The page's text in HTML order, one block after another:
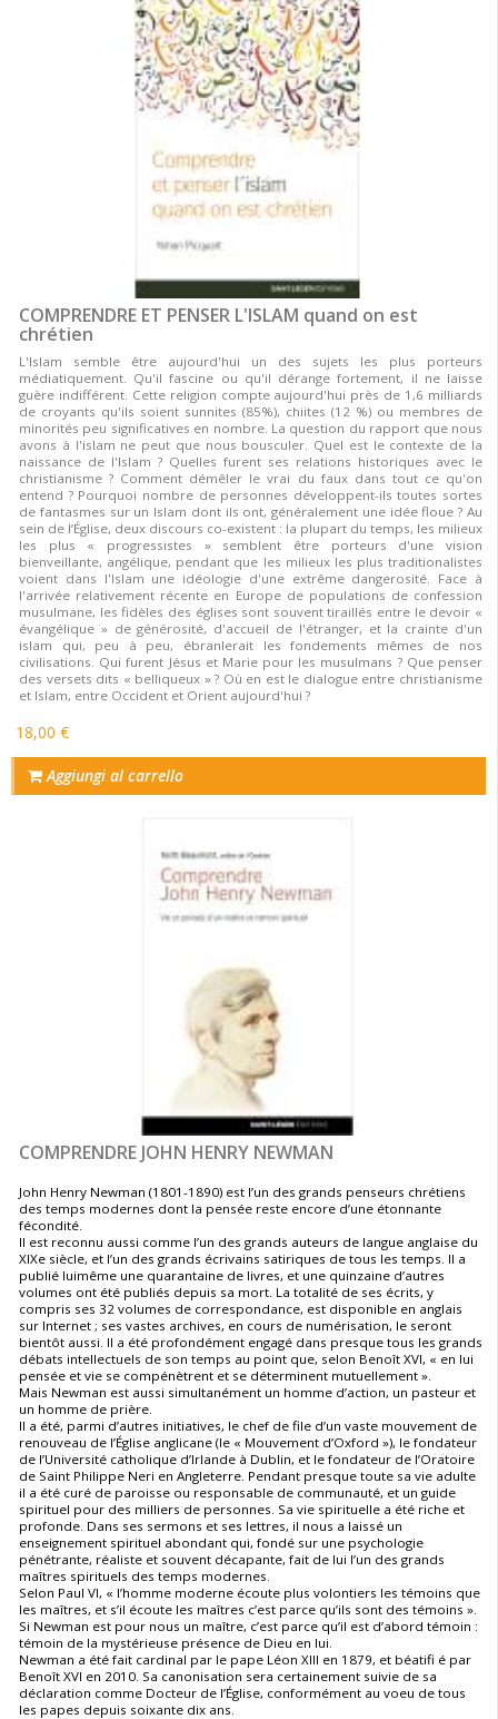
COMPRENDRE ET PENSER L'ISLAM quand on est
chrétien
L'Islam semble être aujourd'hui un des sujets les plus porteurs
médiatiquement. Qu'il fascine ou qu'il dérange fortement, il ne laisse
guère indifférent. Cette religion compte aujourd'hui près de 1,6 milliards
de croyants qu'ils soient sunnites (85%), chiites (12 %) ou membres de
minorités peu significatives en nombre. La question du rapport que nous
avons à l'islam ne peut que nous bousculer. Quel est le contexte de la
naissance de l'Islam ? Quelles furent ses relations historiques avec le
christianisme ? Comment démêler le vrai du faux dans tout ce qu'on
entend ? Pourquoi nombre de personnes développent-ils toutes sortes
de fantasmes sur un Islam dont ils ont, généralement une idée floue ? Au
sein de l’Église, deux discours co-existent : la plupart du temps, les milieux
les plus « progressistes » semblent être porteurs d'une vision
bienveillante, angélique, pendant que les milieux les plus traditionalistes
voient dans l'Islam une idéologie d'une extrême dangerosité. Face à
l'arrivée relativement récente en Europe de populations de confession
musulmane, les fidèles des églises sont souvent tiraillés entre le devoir «
évangélique » de générosité, d'accueil de l'étranger, et la crainte d'un
islam qui, peu à peu, ébranlerait les fondements mêmes de nos
civilisations. Qui furent Jésus et Marie pour les musulmans ? Que penser
des versets dits « belliqueux » ? Où en est le dialogue entre christianisme
et Islam, entre Occident et Orient aujourd'hui ?
18,00 €
Aggiungi al carrello
COMPRENDRE JOHN HENRY NEWMAN
John Henry Newman (1801-1890) est l’un des grands penseurs chrétiens
des temps modernes dont la pensée reste encore d’une étonnante
fécondité.
Il est reconnu aussi comme l’un des grands auteurs de langue anglaise du
XIXe siècle, et l’un des grands écrivains satiriques de tous les temps. Il a
publié luimême une quarantaine de livres, et une quinzaine d’autres
volumes ont été publiés depuis sa mort. La totalité de ses écrits, y
compris ses 32 volumes de correspondance, est disponible en anglais
sur Internet ; ses vastes archives, en cours de numérisation, le seront
bientôt aussi. Il a été profondément engagé dans presque tous les grands
débats intellectuels de son temps au point que, selon Benoît XVI, « en lui
pensée et vie se compénètrent et se déterminent mutuellement ».
Mais Newman est aussi simultanément un homme d’action, un pasteur et
un homme de prière.
Il a été, parmi d’autres initiatives, le chef de file d’un vaste mouvement de
renouveau de l’Église anglicane (le « Mouvement d’Oxford »), le fondateur
de l’Université catholique d’Irlande à Dublin, et le fondateur de l’Oratoire
de Saint Philippe Neri en Angleterre. Pendant presque toute sa vie adulte
il a été curé de paroisse ou responsable de communauté, et un guide
spirituel pour des milliers de personnes. Sa vie spirituelle a été riche et
profonde. Dans ses sermons et ses lettres, il nous a laissé un
enseignement spirituel abondant qui, fondé sur une psychologie
pénétrante, réaliste et souvent décapante, fait de lui l’un des grands
maîtres spirituels des temps modernes.
Selon Paul VI, « l’homme moderne écoute plus volontiers les témoins que
les maîtres, et s’il écoute les maîtres c’est parce qu’ils sont des témoins ».
Si Newman est pour nous un maître, c’est parce qu’il est d’abord témoin :
témoin de la mystérieuse présence de Dieu en lui.
Newman a été fait cardinal par le pape Léon XIII en 1879, et béatifi é par
Benoît XVI en 2010. Sa canonisation sera certainement suivie de sa
déclaration comme Docteur de l’Église, conformément au voeu de tous
les papes depuis soixante dix ans.